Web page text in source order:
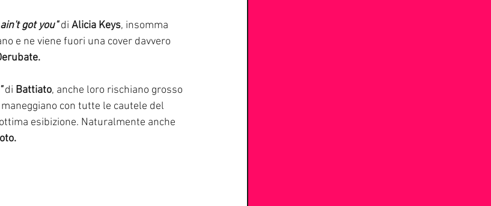
got you" di Alicia Keys, insomma
e ne viene fuori una cover davvero
di Battiato, anche loro rischiano grosso
con tutte le cautele del
esibizione. Naturalmente anche